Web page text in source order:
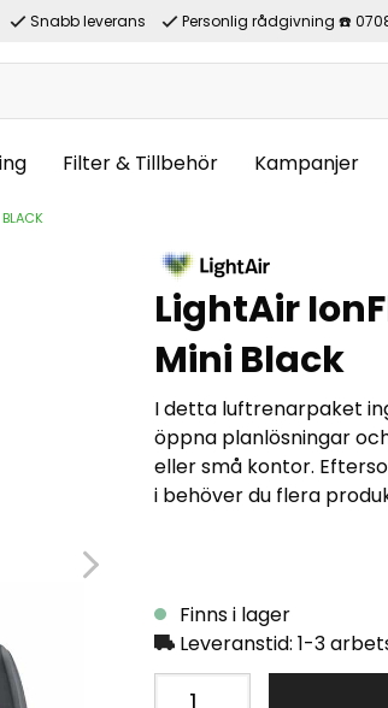
Snabb leverans Personlig rådgivning ☎️
Filter & Tillbehör Kampanjer
LightAir
Mini Black
I detta luftrenarpaket
öppna planlösningar
eller små kontor.
i behöver du flera
Finns i lager
Leveranstid: 1-3